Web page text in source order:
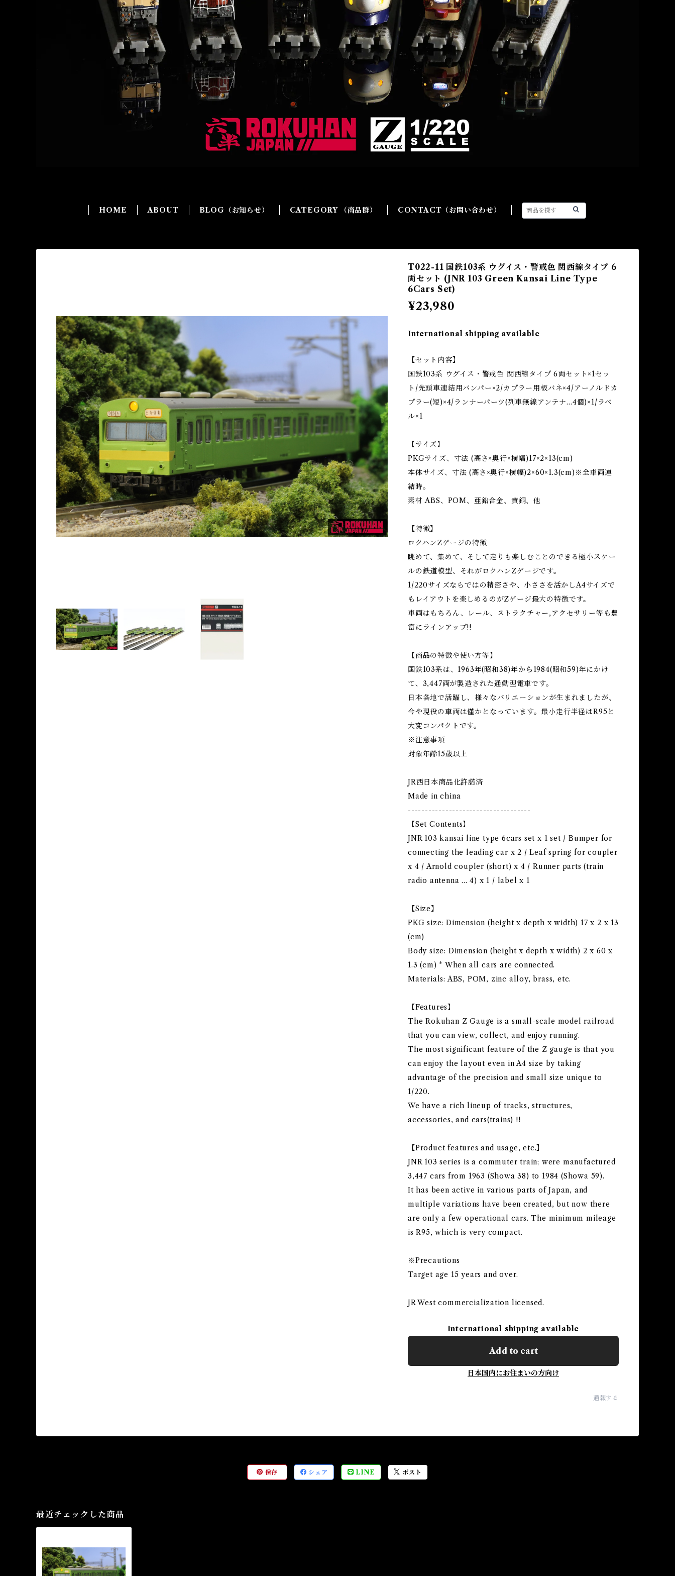
HOME ABOUT BLOG（お知らせ） CATEGORY （商品群） CONTACT（お問い合わせ）
T022-11 国鉄103系 ウグイス・警戒色 関西線タイプ 6
両セット (JNR 103 Green Kansai Line Type
6Cars Set)
¥23,980
International shipping available
【セット内容】
国鉄103系 ウグイス・警戒色 関西線タイプ 6両セット×1セッ
ト/先頭車連結用バンパー×2/カプラー用板バネ×4/アーノルドカ
プラー(短)×4/ランナーパーツ(列車無線アンテナ…4個)×1/ラベ
ル×1
【サイズ】
PKGサイズ、寸法 (高さ×奥行×横幅)17×2×13(cm)
本体サイズ、寸法 (高さ×奥行×横幅)2×60×1.3(cm)※全車両連
結時。
素材 ABS、POM、亜鉛合金、黄銅、他
【特徴】
ロクハンZゲージの特徴
眺めて、集めて、そして走りも楽しむことのできる極小スケー
ルの鉄道模型、それがロクハンZゲージです。
1/220サイズならではの精密さや、小ささを活かしA4サイズで
もレイアウトを楽しめるのがZゲージ最大の特徴です。
車両はもちろん、レール、ストラクチャー,アクセサリー等も豊
富にラインアップ!!
【商品の特徴や使い方等】
国鉄103系は、1963年(昭和38)年から1984(昭和59)年にかけ
て、3,447両が製造された通勤型電車です。
日本各地で活躍し、様々なバリエーションが生まれましたが、
今や現役の車両は僅かとなっています。最小走行半径はR95と
大変コンパクトです。
※注意事項
対象年齢15歳以上
JR西日本商品化許諾済
Made in china
------------------------------------
【Set Contents】
JNR 103 kansai line type 6cars set x 1 set / Bumper for
connecting the leading car x 2 / Leaf spring for coupler
x 4 / Arnold coupler (short) x 4 / Runner parts (train
radio antenna ... 4) x 1 / label x 1
【Size】
PKG size: Dimension (height x depth x width) 17 x 2 x 13
(cm)
Body size: Dimension (height x depth x width) 2 x 60 x
1.3 (cm) * When all cars are connected.
Materials: ABS, POM, zinc alloy, brass, etc.
【Features】
The Rokuhan Z Gauge is a small-scale model railroad
that you can view, collect, and enjoy running.
The most significant feature of the Z gauge is that you
can enjoy the layout even in A4 size by taking
advantage of the precision and small size unique to
1/220.
We have a rich lineup of tracks, structures,
accessories, and cars(trains) !!
【Product features and usage, etc.】
JNR 103 series is a commuter train; were manufactured
3,447 cars from 1963 (Showa 38) to 1984 (Showa 59).
It has been active in various parts of Japan, and
multiple variations have been created, but now there
are only a few operational cars. The minimum mileage
is R95, which is very compact.
※Precautions
Target age 15 years and over.
JR West commercialization licensed.
International shipping available
Add to cart
日本国内にお住まいの方向け
通報する
保存 シェア LINE ポスト
最近チェックした商品